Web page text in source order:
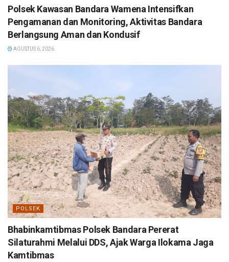
Polsek Kawasan Bandara Wamena Intensifkan
Pengamanan dan Monitoring, Aktivitas Bandara
Berlangsung Aman dan Kondusif
AGUSTUS 6, 2026
POLSEK
Bhabinkamtibmas Polsek Bandara Pererat
Silaturahmi Melalui DDS, Ajak Warga Ilokama Jaga
Kamtibmas